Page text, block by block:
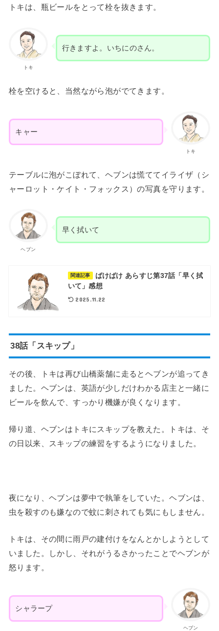
トキは、瓶ビールをとって栓を抜きます。
トキ
行きますよ。いちにのさん。
栓を空けると、当然ながら泡がでてきます。
トキ
キャー
テーブルに泡がこぼれて、ヘブンは慌ててイライザ（シ
ャーロット・ケイト・フォックス）の写真を守ります。
ヘブン
早く拭いて
関連記事
ばけばけ あらすじ第37話「早く拭
いて」感想
2025.11.22
38話「スキップ」
その後、トキは再び山橋薬舗に走るとヘブンが追ってき
ました。ヘブンは、英語が少しだけわかる店主と一緒に
ビールを飲んで、すっかり機嫌が良くなります。
帰り道、ヘブンはトキにスキップを教えた。トキは、そ
の日以来、スキップの練習をするようになりました。
夜になり、ヘブンは夢中で執筆をしていた。ヘブンは、
虫を殺すのも嫌なので蚊に刺されても気にもしません。
トキは、その間に雨戸の建付けをなんとかしようとして
いました。しかし、それがうるさかったことでヘブンが
怒ります。
ヘブン
シャラープ